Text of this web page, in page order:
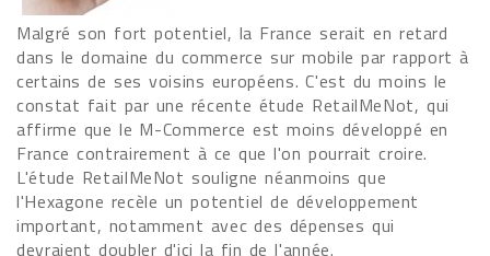
Malgré son fort potentiel, la France serait en retard
dans le domaine du commerce sur mobile par rapport à
certains de ses voisins européens. C'est du moins le
constat fait par une récente étude RetailMeNot, qui
affirme que le M-Commerce est moins développé en
France contrairement à ce que l'on pourrait croire.
L'étude RetailMeNot souligne néanmoins que
l'Hexagone recèle un potentiel de développement
important, notamment avec des dépenses qui
devraient doubler d'ici la fin de l'année.